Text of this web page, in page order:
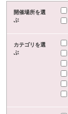
開催場所を選
ぶ
カテゴリを選
ぶ